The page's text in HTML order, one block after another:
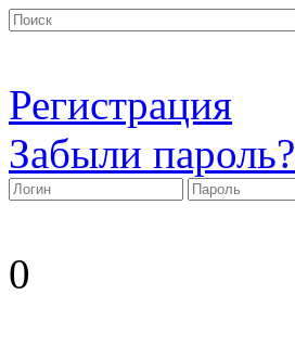
Регистрация
Забыли пароль?
0